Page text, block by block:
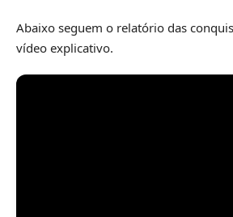
Abaixo seguem o relatório das
vídeo explicativo.